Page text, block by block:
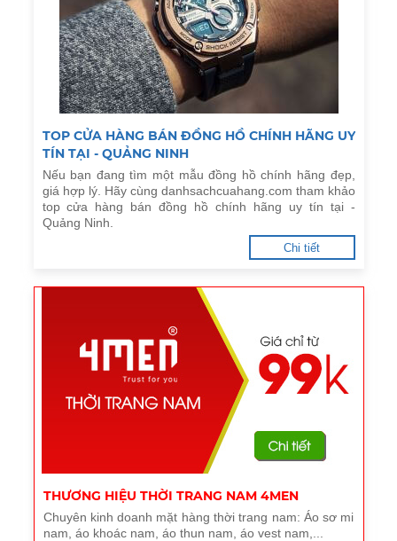
TOP CỬA HÀNG BÁN ĐỒNG HỒ CHÍNH HÃNG UY
TÍN TẠI - QUẢNG NINH
Nếu bạn đang tìm một mẫu đồng hồ chính hãng đẹp,
giá hợp lý. Hãy cùng danhsachcuahang.com tham khảo
top cửa hàng bán đồng hồ chính hãng uy tín tại -
Quảng Ninh.
Chi tiết
THƯƠNG HIỆU THỜI TRANG NAM 4MEN
Chuyên kinh doanh mặt hàng thời trang nam: Áo sơ mi
nam, áo khoác nam, áo thun nam, áo vest nam,...